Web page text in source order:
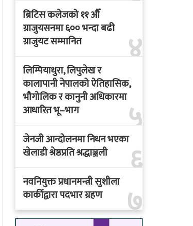
४
ब्रिटिस कलेजको ११ औँ
ग्राजुयसनमा ६०० भन्दा बढी
ग्राजुयट सम्मानित
५
लिम्पियाधुरा, लिपुलेख र
कालापानी नेपालको ऐतिहासिक,
भौगोलिक र कानुनी अधिकारमा
आधारित भू–भाग
६
जेनजी आन्दोलनमा निधन भएका
खेलाडी श्रेष्ठप्रति श्रद्धाञ्जली
७
नवनियुक्त प्रधानमन्त्री सुशीला
कार्कीद्वारा पदभार ग्रहण